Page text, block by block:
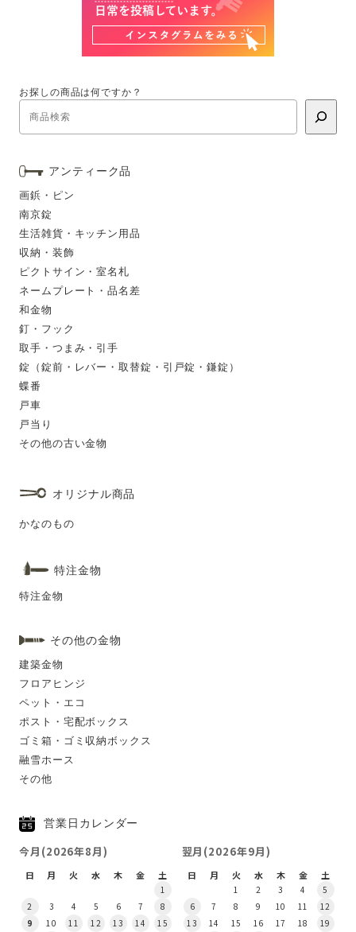
お探しの商品は何ですか？
アンティーク品
画鋲・ピン
南京錠
生活雑貨・キッチン用品
収納・装飾
ピクトサイン・室名札
ネームプレート・品名差
和金物
釘・フック
取手・つまみ・引手
錠（錠前・レバー・取替錠・引戸錠・鎌錠）
蝶番
戸車
戸当り
その他の古い金物
オリジナル商品
かなのもの
特注金物
特注金物
その他の金物
建築金物
フロアヒンジ
ペット・エコ
ポスト・宅配ボックス
ゴミ箱・ゴミ収納ボックス
融雪ホース
その他
営業日カレンダー
今月(2026年8月)
日 月 火 水 木 金 土
1
2
3 4 5 6 7
8
9
10 11 12 13 14
15
翌月(2026年9月)
日 月 火 水 木 金 土
1 2 3 4
5
6
7 8 9 10 11
12
13
14 15 16 17 18
19